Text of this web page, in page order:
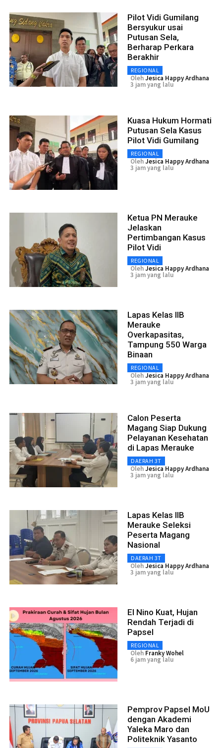
Pilot Vidi Gumilang
Bersyukur usai
Putusan Sela,
Berharap Perkara
Berakhir
REGIONAL
OlehJesica Happy Ardhana
3 jam yang lalu
Kuasa Hukum Hormati
Putusan Sela Kasus
Pilot Vidi Gumilang
REGIONAL
OlehJesica Happy Ardhana
3 jam yang lalu
Ketua PN Merauke
Jelaskan
Pertimbangan Kasus
Pilot Vidi
REGIONAL
OlehJesica Happy Ardhana
3 jam yang lalu
Lapas Kelas IIB
Merauke
Overkapasitas,
Tampung 550 Warga
Binaan
REGIONAL
OlehJesica Happy Ardhana
3 jam yang lalu
Calon Peserta
Magang Siap Dukung
Pelayanan Kesehatan
di Lapas Merauke
DAERAH 3T
OlehJesica Happy Ardhana
3 jam yang lalu
Lapas Kelas IIB
Merauke Seleksi
Peserta Magang
Nasional
DAERAH 3T
OlehJesica Happy Ardhana
3 jam yang lalu
El Nino Kuat, Hujan
Rendah Terjadi di
Papsel
REGIONAL
Oleh Franky Wohel
6 jam yang lalu
Pemprov Papsel MoU
dengan Akademi
Yaleka Maro dan
Politeknik Yasanto